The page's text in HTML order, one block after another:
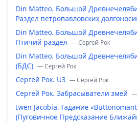
Din Matteo. Большой
Раздел петропавловских
Din Matteo. Большой
Птичий раздел — Сергей Рок
Din Matteo. Большой
(БДС) — Сергей Рок
Сергей Рок. U3 — Сергей Рок
Сергей Рок. Забрасыватели змей —
Iwen Jacobia. Гадание
(Пуговичное Предсказание